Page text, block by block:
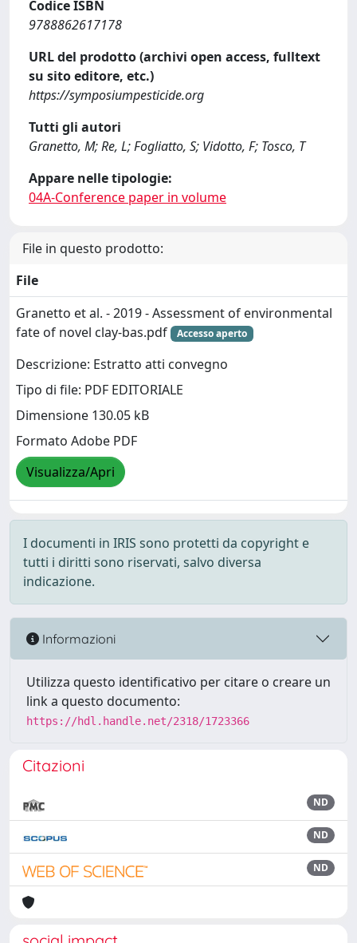
Codice ISBN
9788862617178
URL del prodotto (archivi open access, fulltext
su sito editore, etc.)
https://symposiumpesticide.org
Tutti gli autori
Granetto, M; Re, L; Fogliatto, S; Vidotto, F; Tosco, T
Appare nelle tipologie:
04A-Conference paper in volume
File in questo prodotto:
File
Granetto et al. - 2019 - Assessment of environmental
fate of novel clay-bas.pdf
Accesso aperto
Descrizione: Estratto atti convegno
Tipo di file: PDF EDITORIALE
Dimensione 130.05 kB
Formato Adobe PDF
Visualizza/Apri
I documenti in IRIS sono protetti da copyright e
tutti i diritti sono riservati, salvo diversa
indicazione.
Informazioni
Utilizza questo identificativo per citare o creare un
link a questo documento:
https://hdl.handle.net/2318/1723366
Citazioni
ND
ND
ND